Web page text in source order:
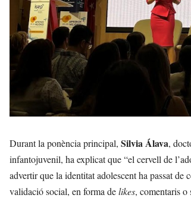
Durant la ponència principal, Silvia Álava,
infantojuvenil, ha explicat que “el cervell de
advertir que la identitat adolescent ha passat
validació social, en forma delikes, comentaris